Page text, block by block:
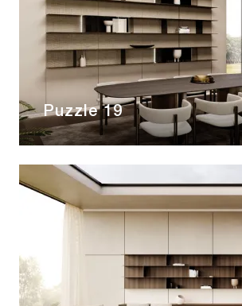
Puzzle 19